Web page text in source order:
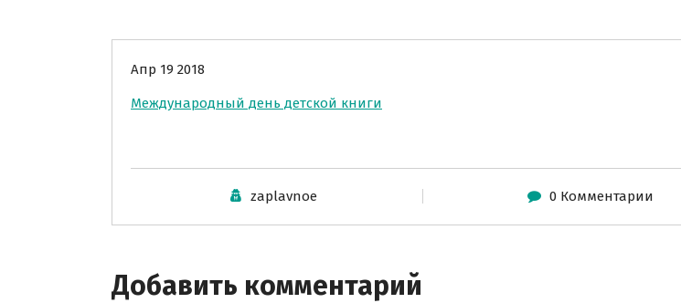
Апр 19 2018
Международный день детской книги
zaplavnoe 0 Комментарии
Добавить комментарий